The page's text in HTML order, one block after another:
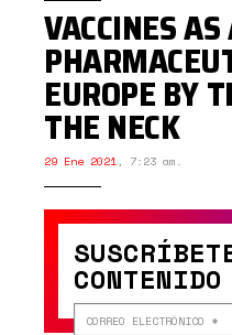
VACCINES
EUROPE BY
THE NECK
29 Ene 2021, 7:23 am.